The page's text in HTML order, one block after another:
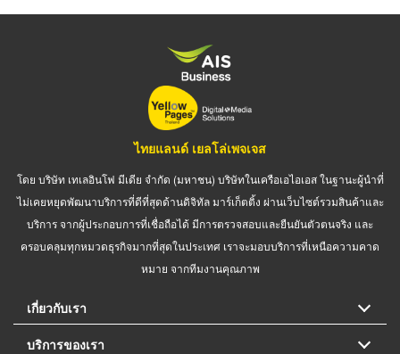
ไทยแลนด์ เยลโล่เพจเจส
โดย บริษัท เทเลอินโฟ มีเดีย จำกัด (มหาชน) บริษัทในเครือเอไอเอส ในฐานะผู้นำที่
ไม่เคยหยุดพัฒนาบริการที่ดีที่สุดด้านดิจิทัล มาร์เก็ตติ้ง ผ่านเว็บไซต์รวมสินค้าและ
บริการ จากผู้ประกอบการที่เชื่อถือได้ มีการตรวจสอบและยืนยันตัวตนจริง และ
ครอบคลุมทุกหมวดธุรกิจมากที่สุดในประเทศ เราจะมอบบริการที่เหนือความคาด
หมาย จากทีมงานคุณภาพ
เกี่ยวกับเรา
บริการของเรา